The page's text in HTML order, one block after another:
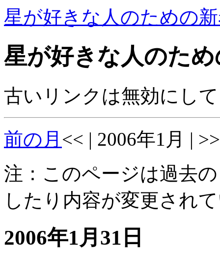
星が好きな人のための
星が好きな人のた
古いリンクは無効にし
前の月 << | 2006年1月 | >>
注：このページは過去
したり内容が変更され
2006年1月31日